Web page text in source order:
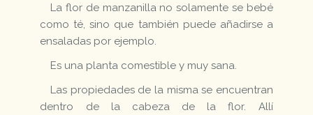
La flor de manzanilla no solamente se bebé
como té, sino que también puede añadirse a
ensaladas por ejemplo.
Es una planta comestible y muy sana.
Las propiedades de la misma se encuentran
dentro de la cabeza de la flor. Allí